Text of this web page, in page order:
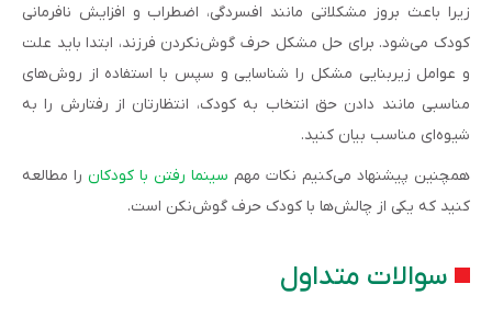
زیرا باعث بروز مشکلاتی مانند افسردگی، اضطراب و افزایش نافرمانی
کودک می‌شود. برای حل مشکل حرف گوش‌نکردن فرزند، ابتدا باید علت
و عوامل زیربنایی مشکل را شناسایی و سپس با استفاده از روش‌های
مناسبی مانند دادن حق انتخاب به کودک، انتظارتان از رفتارش را به
شیوه‌ای مناسب بیان کنید.
همچنین پیشنهاد می‌کنیم نکات مهم سینما رفتن با کودکان را مطالعه
کنید که یکی از چالش‌ها با کودک حرف ‌گوش‌نکن است.
سوالات متداول